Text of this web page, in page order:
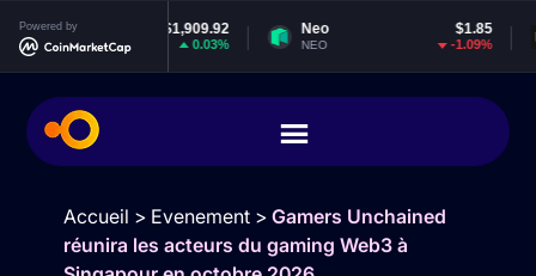
Powered by$1,909.92
0.03%
Neo
NEO
EOS
EOS
Accueil > Evenement> Gamers Unchained
réunira les acteurs du gaming Web3 à